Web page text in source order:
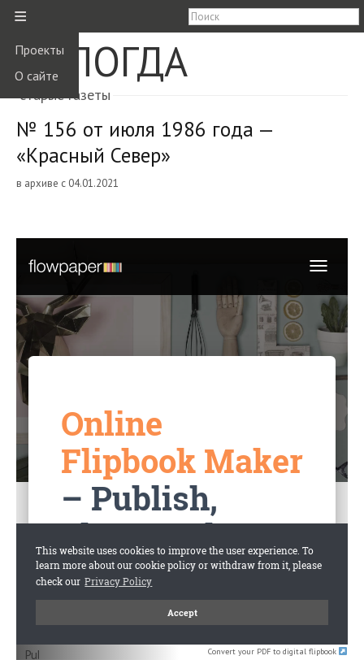
≡
Проекты
О сайте
ВОЛОГДА
старые газеты
№ 156 от июля 1986 года —
«Красный Север»
в архиве с 04.01.2021
Convert your PDF to digital flipbook